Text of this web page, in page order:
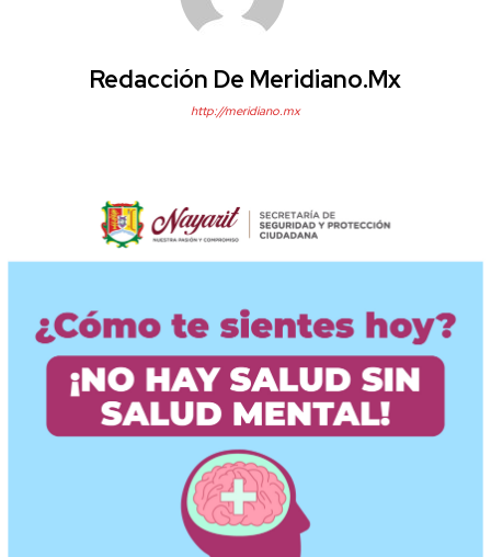
Redacción De Meridiano.mx
http://meridiano.mx